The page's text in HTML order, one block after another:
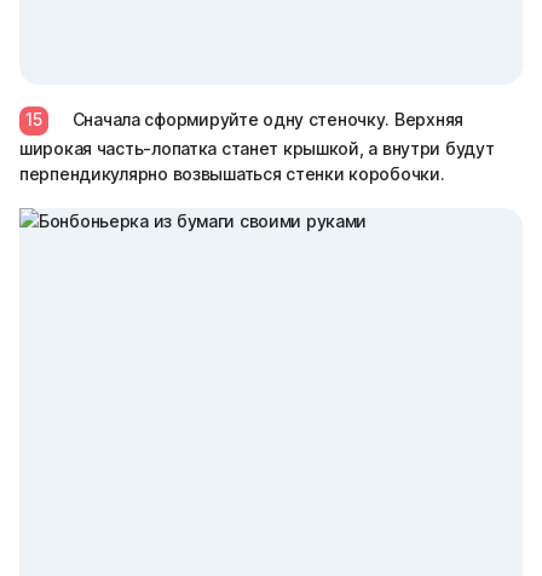
15
Сначала сформируйте одну стеночку. Верхняя
широкая часть-лопатка станет крышкой, а внутри будут
перпендикулярно возвышаться стенки коробочки.